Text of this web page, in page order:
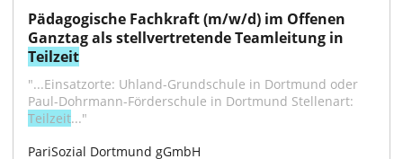
Pädagogische Fachkraft (m/w/d) im Offenen
Teilzeit
"...Einsatzorte: Uhland-Grundschule in Dortmund oder
Teilzeit..."
PariSozial Dortmund gGmbH